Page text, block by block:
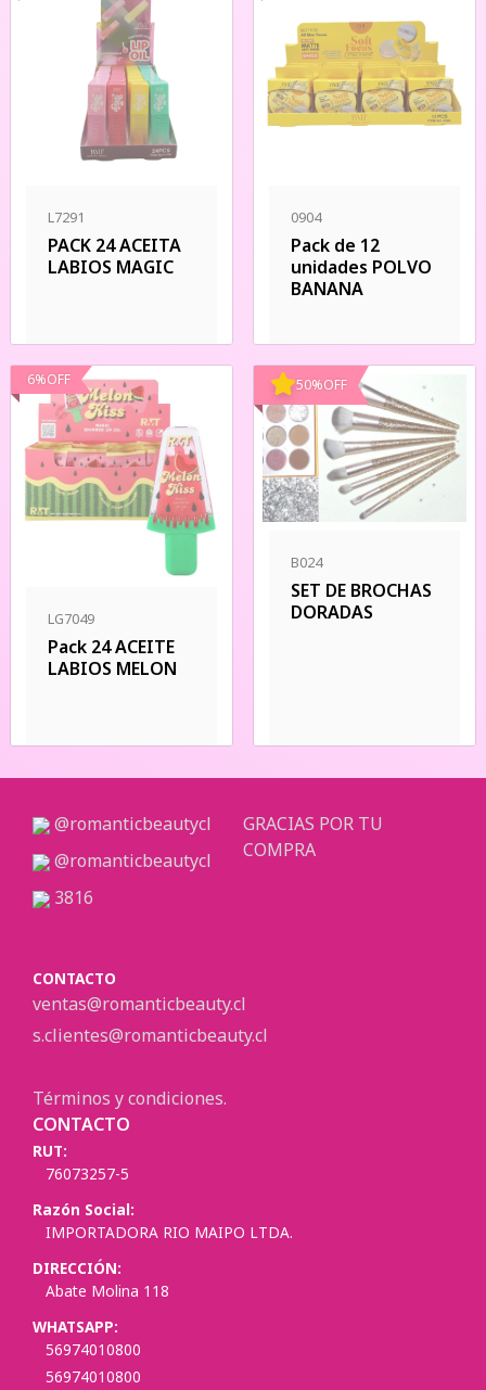
L7291
PACK 24 ACEITA
LABIOS MAGIC
0904
Pack de 12
unidades POLVO
BANANA
6%OFF
LG7049
Pack 24 ACEITE
LABIOS MELON
50%OFF
B024
SET DE BROCHAS
DORADAS
@romanticbeautycl
@romanticbeautycl
3816
CONTACTO
ventas@romanticbeauty.cl
s.clientes@romanticbeauty.cl
Términos y condiciones.
GRACIAS POR TU
COMPRA
CONTACTO
RUT:
76073257-5
Razón Social:
IMPORTADORA RIO MAIPO LTDA.
DIRECCIÓN:
Abate Molina 118
WHATSAPP:
56974010800
56974010800